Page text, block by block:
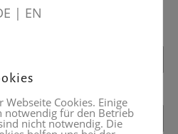
| EN
Cookies. Einige
notwendig für den Betrieb
nicht notwendig. Die